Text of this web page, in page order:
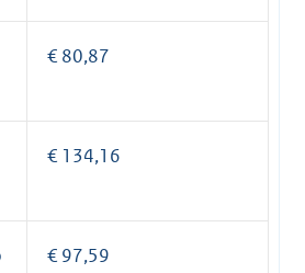
€ 80,87
€ 134,16
€ 97,59